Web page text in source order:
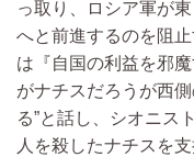
っ取り、ロシア軍が
へと前進するのを阻
は『自国の利益を邪
がナチスだろうが西
る”と話し、シオニス
人を殺したナチスを